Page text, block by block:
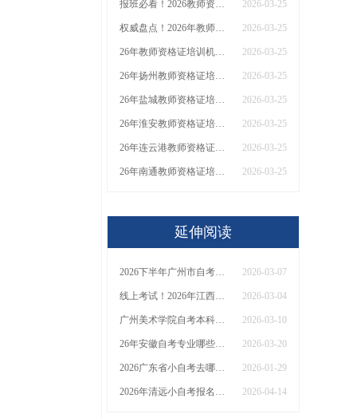
报班必看！2026教师资格证报考培训班推荐榜TOP5！ 2026-03-25
权威盘点！2026年教师资格证十大知名机构排名与选择全攻略 2026-03-25
26年教师资格证培训机构哪个好？值得推荐有？ 2026-03-25
26年扬州教师资格证培训机构哪个好？值得推荐有？ 2026-03-25
26年盐城教师资格证培训机构哪个好？值得推荐有？ 2026-03-25
26年淮安教师资格证培训机构哪个好？值得推荐有？ 2026-03-25
26年连云港教师资格证培训机构哪个好？值得推荐有？ 2026-03-25
26年南通教师资格证培训机构哪个好？值得推荐有？ 2026-03-25
延伸阅读
2026下半年广州市自考本科、大专报名网址？ 2026-03-07
线上考试！2026年江西小自考1.5年拿证！（+指南） 2026-03-04
广州美术学院自考本科报名条件2026分享（+新生指南） 2026-03-10
26年安徽自考专业哪些不需要考英语？大盘点！ 2026-03-20
2026广东省小自考去哪里考试好？能选哪些学校和专业？ 2026-01-29
2026年清远小自考报名指南，一篇说明白！ 2026-04-14